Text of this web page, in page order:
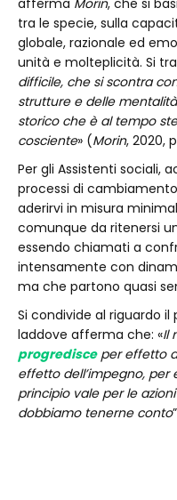
afferma Morin, che si
tra le specie, sulla
globale, razionale ed
unità e molteplicità. Si
difficile, che si scontra
strutture e delle
storico che è al tempo
cosciente» (Morin, 2020,
Per gli Assistenti sociali,
processi di
aderirvi in misura
comunque da ritenersi
essendo chiamati a
intensamente con
ma che partono quasi
Si condivide al riguardo il
laddove afferma che: «Il
progredisceper effetto
effetto dell’impegno,
principio vale per le
dobbiamo tenerne conto